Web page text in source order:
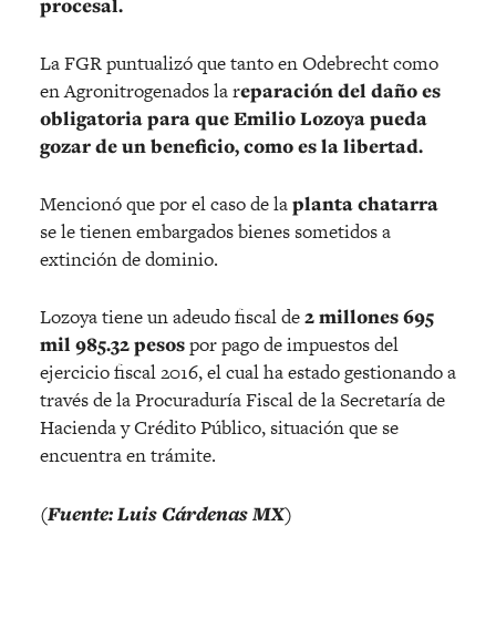
procesal.
La FGR puntualizó que tanto en Odebrecht como
en Agronitrogenados la reparación del daño es
obligatoria para que Emilio Lozoya pueda
gozar de un beneficio, como es la libertad.
Mencionó que por el caso de laplanta chatarra
se le tienen embargados bienes sometidos a
extinción de dominio.
Lozoya tiene un adeudo fiscal de2 millones 695
mil 985.32 pesospor pago de impuestos del
ejercicio fiscal 2016, el cual ha estado gestionando a
través de la Procuraduría Fiscal de la Secretaría de
Hacienda y Crédito Público, situación que se
encuentra en trámite.
(Fuente: Luis Cárdenas MX)